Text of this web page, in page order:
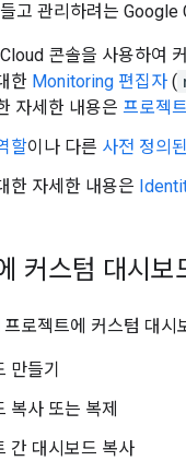
고 관리하려는
콘솔을 사용하여
한 Monitoring 편집자 (
자세한 내용은 프로젝
할이나 다른 사전 정의
한 자세한 내용은
커스텀 대시보
로젝트에 커스텀 대시
만들기
복사 또는 복제
간 대시보드 복사